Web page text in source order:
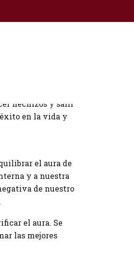
hechizos y salir
en la vida y
el aura de
y a nuestra
de nuestro
el aura. Se
las mejores